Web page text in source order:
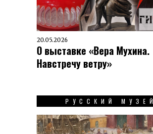
20.05.2026
О выставке «Вера Мухина.
Навстречу ветру»
РУССКИЙ МУЗЕЙ